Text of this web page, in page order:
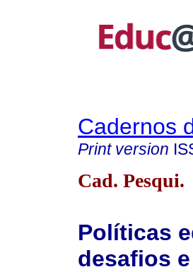
Cadernos
Print version
Cad. Pesqui.
Políticas
desafios